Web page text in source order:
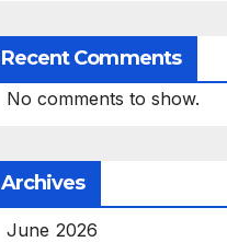
Recent Comments
No comments to show.
Archives
June 2026